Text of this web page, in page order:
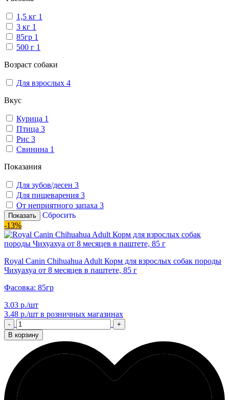
1,5 кг 1
3 кг 1
85гр 1
500 г 1
Возраст собаки
Для взрослых 4
Вкус
Курица 1
Птица 3
Рис 3
Свинина 1
Показания
Для зубов/десен 3
Для пищеварения 3
От неприятного запаха 3
Показать
Сбросить
-13%
Royal Canin Chihuahua Adult Корм для взрослых собак породы
Чихуахуа от 8 месяцев в паштете, 85 г
Фасовка: 85гр
3.03 р./шт
3.48 р./шт в розничных магазинах
-
+
В корзину